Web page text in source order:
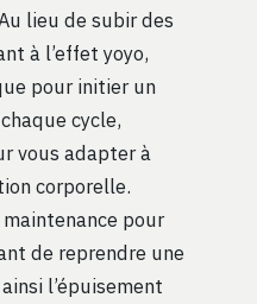
lieu de subir des
à l’effet yoyo,
pour initier un
cycle,
vous adapter à
corporelle.
pour
de reprendre une
l’épuisement